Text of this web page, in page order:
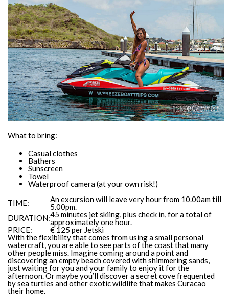
What to bring:
Casual clothes
Bathers
Sunscreen
Towel
Waterproof camera (at your own risk!)
TIME:
An excursion will leave very hour from 10.00am till
5.00pm.
DURATION:45 minutes jet skiing, plus check in, for a total of
approximately one hour.
PRICE:
€ 125 per Jetski
With the flexibility that comes from using a small personal
watercraft, you are able to see parts of the coast that many
other people miss. Imagine coming around a point and
discovering an empty beach covered with shimmering sands,
just waiting for you and your family to enjoy it for the
afternoon. Or maybe you’ll discover a secret cove frequented
by sea turtles and other exotic wildlife that makes Curacao
their home.